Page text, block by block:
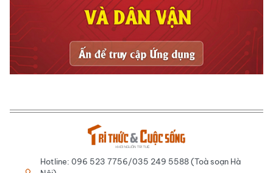
Hotline: 096 523 7756/035 249 5588 (Toà soạn Hà